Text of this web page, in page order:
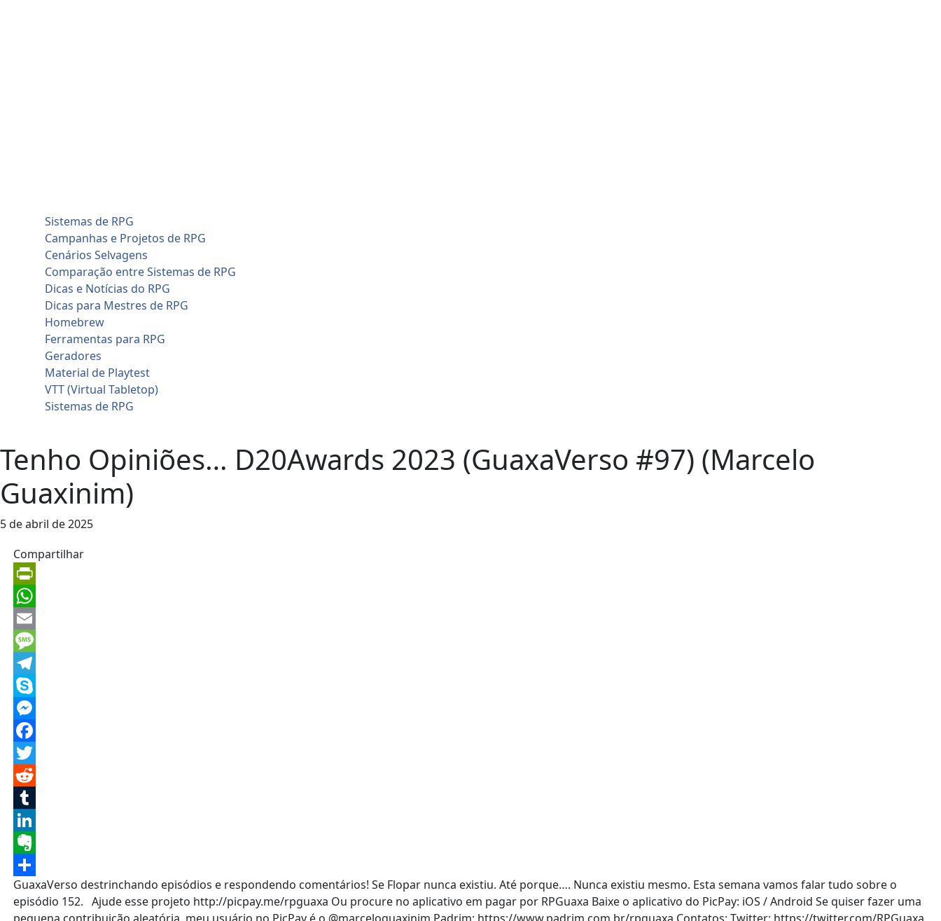
Sistemas de RPG
Campanhas e Projetos de RPG
Cenários Selvagens
Comparação entre Sistemas de RPG
Dicas e Notícias do RPG
Dicas para Mestres de RPG
Homebrew
Ferramentas para RPG
Geradores
Material de Playtest
VTT (Virtual Tabletop)
Sistemas de RPG
Tenho Opiniões… D20Awards 2023 (GuaxaVerso #97) (Marcelo
Guaxinim)
5 de abril de 2025
Compartilhar
PrintFriendly
WhatsApp
Email
Message
Telegram
Skype
Messenger
Facebook
Twitter
Reddit
Tumblr
LinkedIn
Evernote
Share
GuaxaVerso destrinchando episódios e respondendo comentários! Se Flopar nunca existiu. Até porque…. Nunca existiu mesmo. Esta semana vamos falar tudo sobre o
episódio 152. Ajude esse projeto http://picpay.me/rpguaxa Ou procure no aplicativo em pagar por RPGuaxa Baixe o aplicativo do PicPay: iOS / Android Se quiser fazer uma